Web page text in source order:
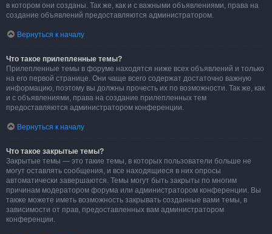
в котором они созданы. Так же, как и с важными объявлениями, права на
создание объявлений предоставляются администратором.
Вернуться к началу
Что такое прилепленные темы?
Прилепленные темы в форуме находятся ниже всех объявлений и только
на его первой странице. Они чаще всего содержат достаточно важную
информацию, поэтому вы должны прочесть их по возможности. Так же, как
и с объявлениями, права на создание прилепленных тем
предоставляются администратором конференции.
Вернуться к началу
Что такое закрытые темы?
Закрытые темы — это такие темы, в которых пользователи больше не
могут оставлять сообщения, и все находящиеся в них опросы
автоматически завершаются. Темы могут быть закрыты по многим
причинам модератором форума или администратором конференции. Вы
также можете иметь возможность закрывать созданные вами темы, в
зависимости от прав, предоставленных вам администратором
конференции.